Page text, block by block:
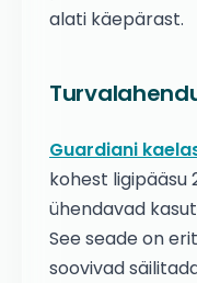
alati käepärast.
Guardiani
kohest ligipääsu
ühendavad
See seade on
soovivad